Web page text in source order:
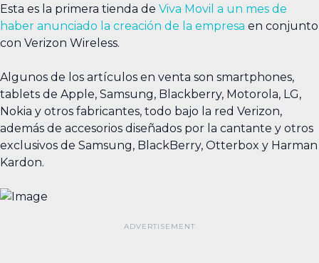
Esta es la primera tienda de Viva Movil a un mes de
haber anunciado la creación de la empresa en conjunto
con Verizon Wireless.
Algunos de los artículos en venta son smartphones,
tablets de Apple, Samsung, Blackberry, Motorola, LG,
Nokia y otros fabricantes, todo bajo la red Verizon,
además de accesorios diseñados por la cantante y otros
exclusivos de Samsung, BlackBerry, Otterbox y Harman
Kardon.